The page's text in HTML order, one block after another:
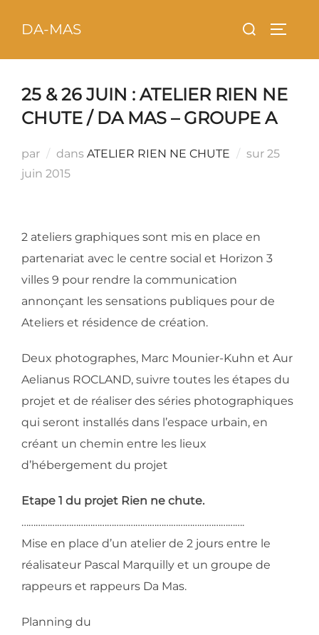
DA-MAS Rechercher :
25 & 26 JUIN : ATELIER RIEN NE
CHUTE / DA MAS – GROUPE A
par dans ATELIER RIEN NE CHUTE sur Publié
25
juin 2015
2 ateliers graphiques sont mis en place en
partenariat avec le centre social et Horizon 3
villes 9 pour rendre la communication
annonçant les sensations publiques pour de
Ateliers et résidence de création.
Deux photographes, Marc Mounier-Kuhn et Aur
Aelianus ROCLAND, suivre toutes les étapes du
projet et de réaliser des séries photographiques
qui seront installés dans l’espace urbain, en
créant un chemin entre les lieux
d’hébergement du projet
Etape 1 du projet Rien ne chute.
………………………………………………………………………………….
Mise en place d’un atelier de 2 jours entre le
réalisateur Pascal Marquilly et un groupe de
rappeurs et rappeurs Da Mas.
Planning du